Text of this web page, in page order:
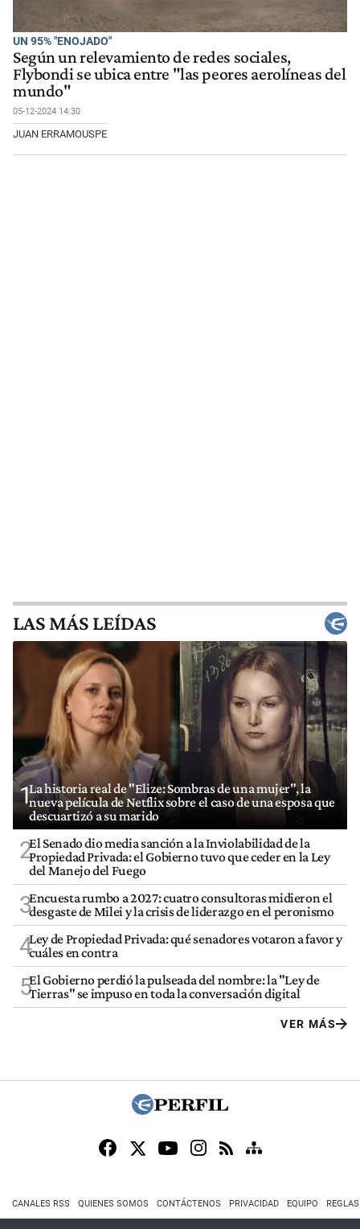
UN 95% "ENOJADO"
Según un relevamiento de redes sociales,
Flybondi se ubica entre "las peores aerolíneas del
mundo"
05-12-2024 14:30
JUAN ERRAMOUSPE
LAS MÁS LEÍDAS
1La historia real de "Elize: Sombras de una mujer", la
nueva película de Netflix sobre el caso de una esposa que
descuartizó a su marido
2El Senado dio media sanción a la Inviolabilidad de la
Propiedad Privada: el Gobierno tuvo que ceder en la Ley
del Manejo del Fuego
3Encuesta rumbo a 2027: cuatro consultoras midieron el
desgaste de Milei y la crisis de liderazgo en el peronismo
4Ley de Propiedad Privada: qué senadores votaron a favor y
cuáles en contra
5El Gobierno perdió la pulseada del nombre: la "Ley de
Tierras" se impuso en toda la conversación digital
VER MÁS
CANALES RSS QUIENES SOMOS CONTÁCTENOS PRIVACIDAD EQUIPO